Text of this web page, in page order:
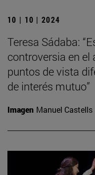
10 | 10 | 2024
Teresa Sádaba:
controversia en el
puntos de vista
de interés mutuo”
Imagen Manuel Castells